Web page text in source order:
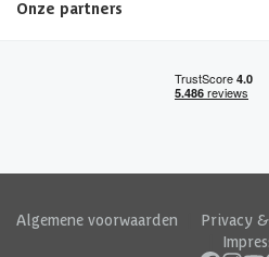
Onze partners
Algemene voorwaarden Privacy